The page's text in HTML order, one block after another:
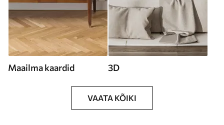
Maailma kaardid 3D
VAATA KÕIKI